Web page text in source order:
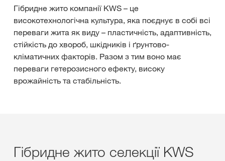
Гібридне жито компанії KWS – це
високотехнологічна культура, яка поєднує в собі всі
переваги жита як виду – пластичність, адаптивність,
стійкість до хвороб, шкідників і ґрунтово-
кліматичних факторів. Разом з тим воно має
переваги гетерозисного ефекту, високу
врожайність та стабільність.
Гібридне жито селекції KWS